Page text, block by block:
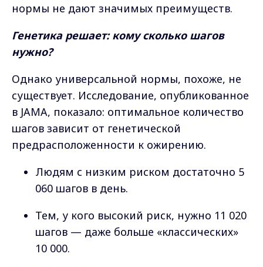
нормы не дают значимых преимуществ.
Генетика решает: кому сколько шагов
нужно?
Однако универсальной нормы, похоже, не
существует. Исследование, опубликованное
в JAMA, показало: оптимальное количество
шагов зависит от генетической
предрасположенности к ожирению.
Людям с низким риском достаточно 5
060 шагов в день.
Тем, у кого высокий риск, нужно 11 020
шагов — даже больше «классических»
10 000.